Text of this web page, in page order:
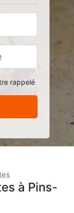
rappelé
à Pins-